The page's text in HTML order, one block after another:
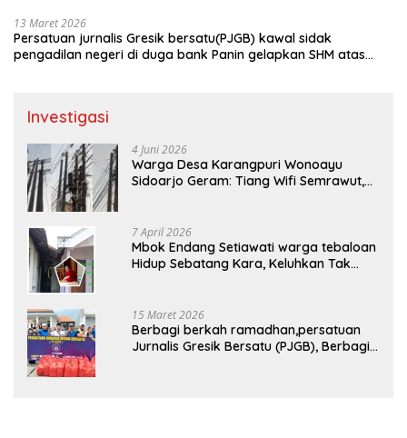
13 Maret 2026
Persatuan jurnalis Gresik bersatu(PJGB) kawal sidak
pengadilan negeri di duga bank Panin gelapkan SHM atas
Investigasi
4 Juni 2026
Warga Desa Karangpuri Wonoayu
Sidoarjo Geram: Tiang Wifi Semrawut,
7 April 2026
Mbok Endang Setiawati warga tebaloan
Hidup Sebatang Kara, Keluhkan Tak
15 Maret 2026
Berbagi berkah ramadhan,persatuan
Jurnalis Gresik Bersatu (PJGB), Berbagi